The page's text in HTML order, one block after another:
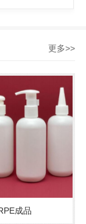
更多>>
成品